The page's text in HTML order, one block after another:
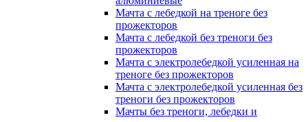
Мачта с лебедкой на треноге без
прожекторов
Мачта с лебедкой без треноги без
прожекторов
Мачта с электролебедкой усиленная на
треноге без прожекторов
Мачта с электролебедкой усиленная без
треноги без прожекторов
Мачты без треноги, лебедки и